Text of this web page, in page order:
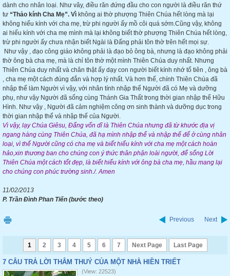
dành cho nhân loại. Như vây, điều răn đứng đầu cho con người là điều răn thứ
tư “Thảo kính Cha Mẹ”. Vì không ai thờ phượng Thiên Chúa hết lòng mà lại
không hiếu kính với cha mẹ, trừ phi người ấy mồ côi quá sớm.Cũng vậy, không
ai hiếu kính với cha mẹ mình mà lại không biết thờ phượng Thiên Chúa hết lòng,
trừ phi người ấy chưa nhận biết Ngài là Đấng phải tôn thờ trên hết mọi sự.
Như vậy , đạo công giáo không phải là đạo bỏ ông bà, nhưng là đạo không phải
thờ ông bà cha mẹ, mà là chỉ tôn thờ một mình Thiên Chúa duy nhất. Nhưng
Thiên Chúa duy nhất và chân thật ấy dạy con người biết kính nhớ tổ tiên , ông bà
, cha mẹ một cách đúng đắn và hợp lý nhất. Và hơn thế, chính Thiên Chúa đã
nhập thể làm Người vì vậy, với nhân tính nhập thể Người đã có Mẹ và dưỡng
phụ, như vậy Người đã sống cùng Thánh Gia Thất trong thời gian nhập thể Hữu
Hình. Như vậy , Người đã cảm nghiệm công ơn sinh thành và dưỡng dục trong
thời gian nhập thể và nhập thế của Người.
Vì vậy, lạy Chúa Giêsu, Đấng vốn dĩ là Thiên Chúa nhưng đã từ khước địa vị
ngang hàng cùng Thiên Chúa, đã hạ mình nhập thể và nhập thế để ở cùng nhân
loại, vì thế Người cũng có cha mẹ và biết hiếu kính với cha mẹ một cách hoàn
hảo,xin thương ban cho chúng con ý thức thân phận loài người, để sống Lời
Thiên Chúa một cách tốt đẹp, là biết hiếu kính với ông bà cha mẹ, hầu mang lại
cho chúng con phúc trường sinh./. Amen
11/02/2013
P. Trần Đình Phan Tiến (bước theo)
Previous Next
1 2 3 4 5 6 7 Next Page Last Page
7 CÂU TRẢ LỜI THÂM THUÝ CỦA MỘT NHÀ HIỀN TRIẾT
(View: 22523)